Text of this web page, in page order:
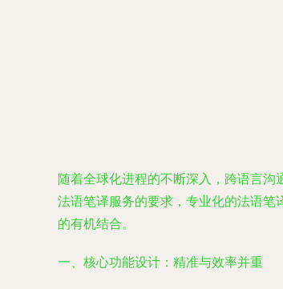
随着全球化进程的不断深入，跨语言
法语笔译服务的要求，专业化的法语
的有机结合。
一、核心功能设计：精准与效率并重